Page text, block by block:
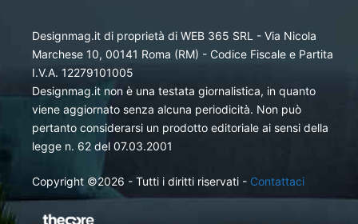
Designmag.it di proprietà di WEB 365 SRL - Via Nicola
Marchese 10, 00141 Roma (RM) - Codice Fiscale e Partita
I.V.A. 12279101005
Designmag.it non è una testata giornalistica, in quanto
viene aggiornato senza alcuna periodicità. Non può
pertanto considerarsi un prodotto editoriale ai sensi della
legge n. 62 del 07.03.2001
Copyright ©2026 - Tutti i diritti riservati - Contattaci